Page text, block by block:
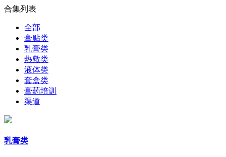
合集列表
全部
膏贴类
乳膏类
热敷类
液体类
套盒类
膏药培训
渠道
乳膏类